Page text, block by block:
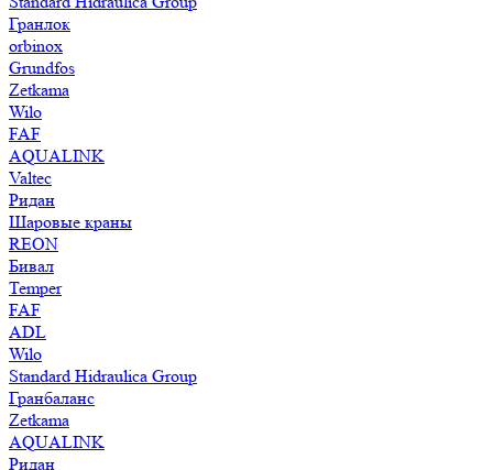
Гранлок
orbinox
Grundfos
Zetkama
Wilo
FAF
AQUALINK
Valtec
Ридан
Шаровые краны
REON
Бивал
Temper
FAF
ADL
Wilo
Standard Hidraulica Group
Гранбаланс
Zetkama
AQUALINK
Ридан